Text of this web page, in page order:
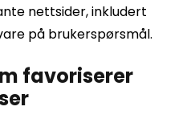
nettsider, inkludert
på brukerspørsmål.
favoriserer